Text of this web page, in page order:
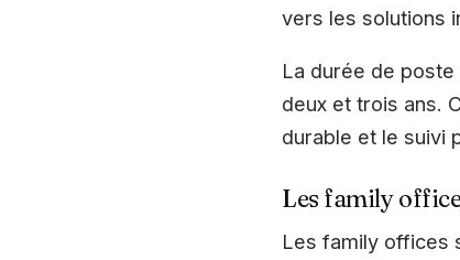
vers les solutions
La durée de
deux et trois ans.
durable et le suivi
Les family
Les family offices